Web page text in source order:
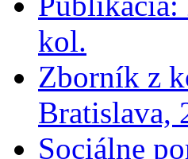
kol.
Zborník z
Bratislava,
Sociálne